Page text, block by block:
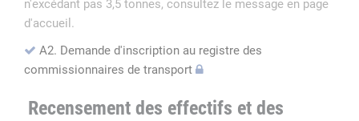
n'excédant pas 3,5 tonnes, consultez le message en page
d'accueil.
A2. Demande d'inscription au registre des
commissionnaires de transport
Recensement des effectifs et des